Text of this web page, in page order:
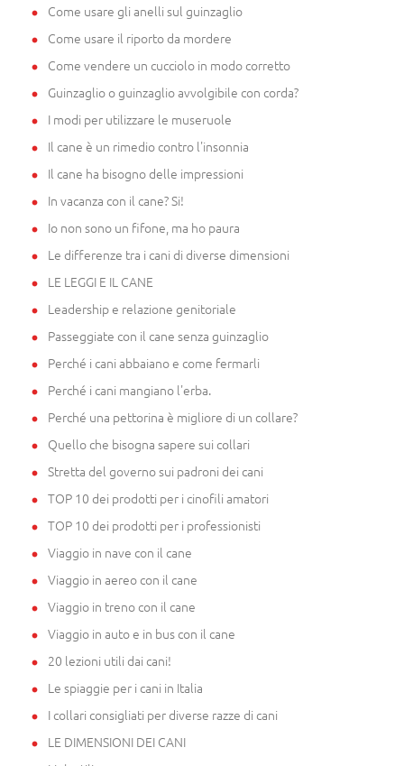
Come usare gli anelli sul guinzaglio
Come usare il riporto da mordere
Come vendere un cucciolo in modo corretto
Guinzaglio o guinzaglio avvolgibile con corda?
I modi per utilizzare le museruole
Il cane è un rimedio contro l'insonnia
Il cane ha bisogno delle impressioni
In vacanza con il cane? Si!
Io non sono un fifone, ma ho paura
Le differenze tra i cani di diverse dimensioni
LE LEGGI E IL CANE
Leadership e relazione genitoriale
Passeggiate con il cane senza guinzaglio
Perché i cani abbaiano e come fermarli
Perché i cani mangiano l'erba.
Perché una pettorina è migliore di un collare?
Quello che bisogna sapere sui collari
Stretta del governo sui padroni dei cani
TOP 10 dei prodotti per i cinofili amatori
TOP 10 dei prodotti per i professionisti
Viaggio in nave con il cane
Viaggio in aereo con il cane
Viaggio in treno con il cane
Viaggio in auto e in bus con il cane
20 lezioni utili dai cani!
Le spiaggie per i cani in Italia
I collari consigliati per diverse razze di cani
LE DIMENSIONI DEI CANI